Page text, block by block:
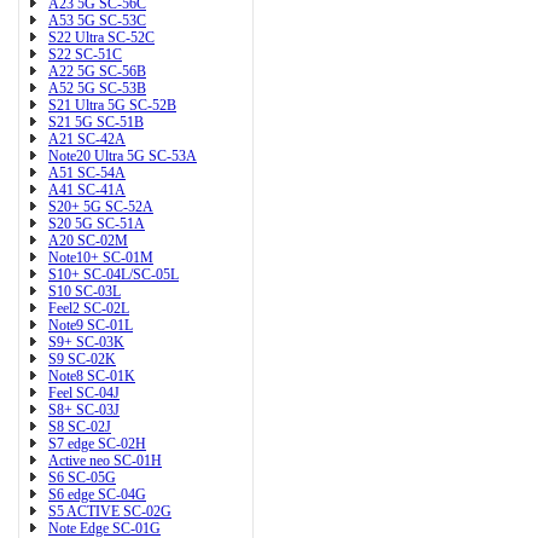
A23 5G SC-56C
A53 5G SC-53C
S22 Ultra SC-52C
S22 SC-51C
A22 5G SC-56B
A52 5G SC-53B
S21 Ultra 5G SC-52B
S21 5G SC-51B
A21 SC-42A
Note20 Ultra 5G SC-53A
A51 SC-54A
A41 SC-41A
S20+ 5G SC-52A
S20 5G SC-51A
A20 SC-02M
Note10+ SC-01M
S10+ SC-04L/SC-05L
S10 SC-03L
Feel2 SC-02L
Note9 SC-01L
S9+ SC-03K
S9 SC-02K
Note8 SC-01K
Feel SC-04J
S8+ SC-03J
S8 SC-02J
S7 edge SC-02H
Active neo SC-01H
S6 SC-05G
S6 edge SC-04G
S5 ACTIVE SC-02G
Note Edge SC-01G